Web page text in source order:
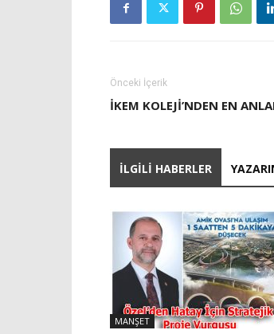
Önceki İçerik
İKEM KOLEJI’NDEN EN
İLGILI HABERLER
MANŞET